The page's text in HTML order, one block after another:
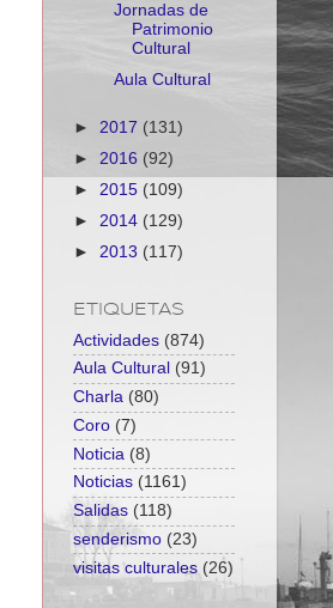
Jornadas de
Patrimonio
Cultural
Aula Cultural
► 2017 (131)
► 2016 (92)
► 2015 (109)
► 2014 (129)
► 2013 (117)
ETIQUETAS
Actividades (874)
Aula Cultural (91)
Charla (80)
Coro (7)
Noticia (8)
Noticias (1161)
Salidas (118)
senderismo (23)
visitas culturales (26)